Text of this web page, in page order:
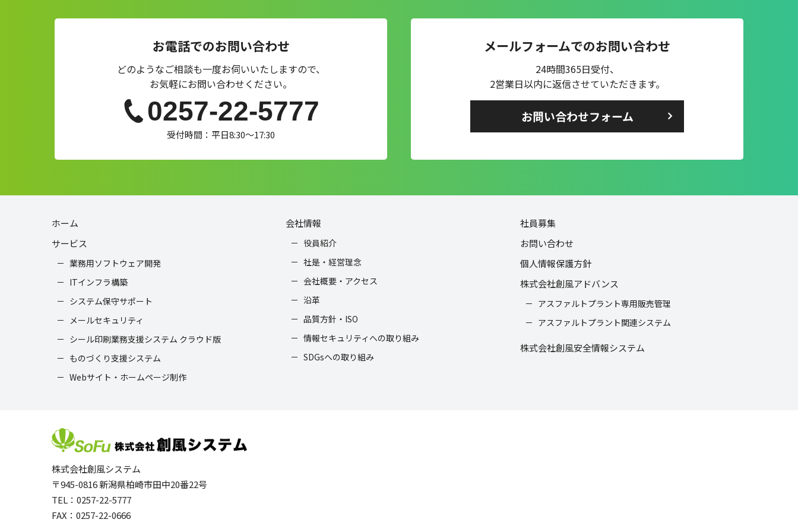
お電話でのお問い合わせ
どのようなご相談も一度お伺いいたしますので、
お気軽にお問い合わせください。
0257-22-5777
受付時間：平日8:30～17:30
メールフォームでのお問い合わせ
24時間365日受付、
2営業日以内に返信させていただきます。
お問い合わせフォーム
ホーム
サービス
業務用ソフトウェア開発
ITインフラ構築
システム保守サポート
メールセキュリティ
シール印刷業務支援システム クラウド版
ものづくり支援システム
Webサイト・ホームページ制作
会社情報
役員紹介
社是・経営理念
会社概要・アクセス
沿革
品質方針・ISO
情報セキュリティへの取り組み
SDGsへの取り組み
社員募集
お問い合わせ
個人情報保護方針
株式会社創風アドバンス
アスファルトプラント専用販売管理
アスファルトプラント関連システム
株式会社創風安全情報システム
株式会社創風システム
〒945-0816 新潟県柏崎市田中20番22号
TEL：0257-22-5777
FAX：0257-22-0666